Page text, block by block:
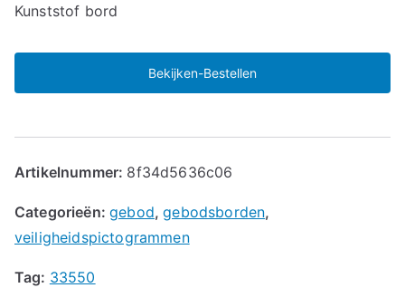
Kunststof bord
Bekijken-Bestellen
Artikelnummer: 8f34d5636c06
Categorieën:gebod,gebodsborden,
veiligheidspictogrammen
Tag: 33550